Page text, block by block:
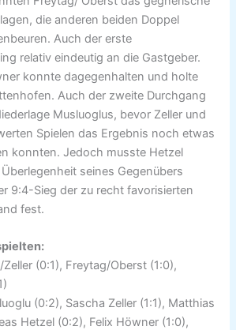
die anderen beiden Doppel
Auch der erste
relativ eindeutig an die Gastgeber.
konnte dagegenhalten und holte
Auch der zweite Durchgang
Musluoglus, bevor Zeller und
Spielen das Ergebnis noch etwas
konnten. Jedoch musste Hetzel
seines Gegenübers
9:4-Sieg der zu recht favorisierten
fest.
(0:1), Freytag/Oberst (1:0),
(0:2), Sascha Zeller (1:1), Matthias
Hetzel (0:2), Felix Höwner (1:0),